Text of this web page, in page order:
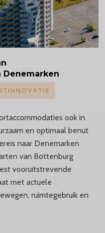
Denemarken
ook in
en optimaal benut
naar Denemarken
van Bottenburg
vooruitstrevende
met actuele
ruimtegebruik en